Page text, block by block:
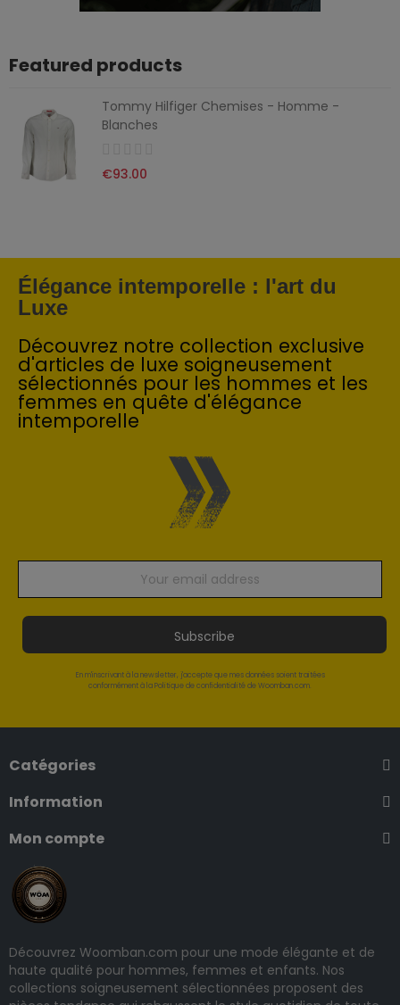
Featured products
Tommy Hilfiger Chemises - Homme -
Blanches
€93.00
Élégance intemporelle : l'art du
Luxe
Découvrez notre collection exclusive
d'articles de luxe soigneusement
sélectionnés pour les hommes et les
femmes en quête d'élégance
intemporelle
Subscribe
En m'inscrivant à la newsletter, j'accepte que mes données soient traitées
conformément à la Politique de confidentialité de Woomban.com.
Catégories
Information
Mon compte
Découvrez Woomban.com pour une mode élégante et de
haute qualité pour hommes, femmes et enfants. Nos
collections soigneusement sélectionnées proposent des